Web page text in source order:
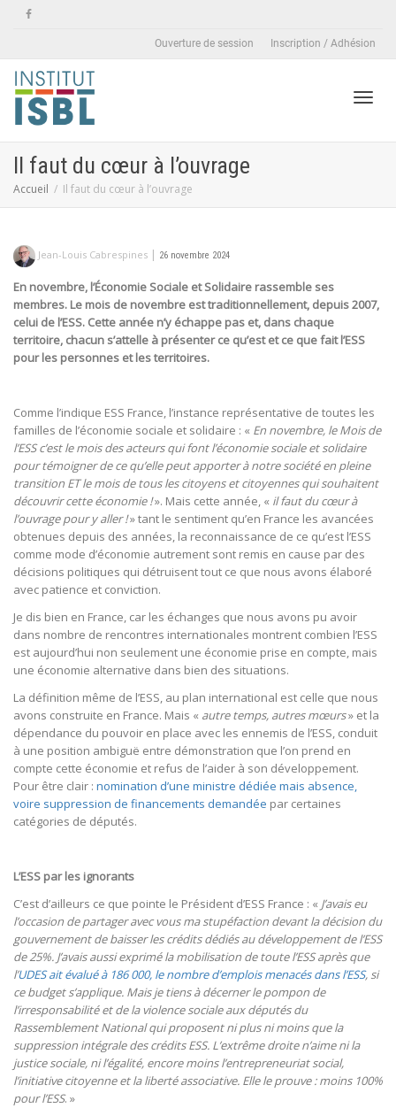
Ouverture de session Inscription / Adhésion
Il faut du cœur à l’ouvrage
Accueil Il faut du cœur à l’ouvrage
Jean-Louis Cabrespines | 26 novembre 2024
En novembre, l’Économie Sociale et Solidaire rassemble ses
membres. Le mois de novembre est traditionnellement, depuis 2007,
celui de l’ESS. Cette année n’y échappe pas et, dans chaque
territoire, chacun s’attelle à présenter ce qu’est et ce que fait l’ESS
pour les personnes et les territoires.
Comme l’indique ESS France, l’instance représentative de toutes les
familles de l’économie sociale et solidaire : « En novembre, le Mois de
l’ESS c’est le mois des acteurs qui font l’économie sociale et solidaire
pour témoigner de ce qu’elle peut apporter à notre société en pleine
transition ET le mois de tous les citoyens et citoyennes qui souhaitent
découvrir cette économie !». Mais cette année, « il faut du cœur à
l’ouvrage pour y aller !» tant le sentiment qu’en France les avancées
obtenues depuis des années, la reconnaissance de ce qu’est l’ESS
comme mode d’économie autrement sont remis en cause par des
décisions politiques qui détruisent tout ce que nous avons élaboré
avec patience et conviction.
Je dis bien en France, car les échanges que nous avons pu avoir
dans nombre de rencontres internationales montrent combien l’ESS
est aujourd’hui non seulement une économie prise en compte, mais
une économie alternative dans bien des situations.
La définition même de l’ESS, au plan international est celle que nous
avons construite en France. Mais « autre temps, autres mœurs» et la
dépendance du pouvoir en place avec les ennemis de l’ESS, conduit
à une position ambiguë entre démonstration que l’on prend en
compte cette économie et refus de l’aider à son développement.
Pour être clair : nomination d’une ministre dédiée mais absence,
voire suppression de financements demandée par certaines
catégories de députés.
L’ESS par les ignorants
C’est d’ailleurs ce que pointe le Président d’ESS France : « J’avais eu
l’occasion de partager avec vous ma stupéfaction devant la décision du
gouvernement de baisser les crédits dédiés au développement de l’ESS
de 25%. J’avais aussi exprimé la mobilisation de toute l’ESS après que
l’UDES ait évalué à 186 000, le nombre d’emplois menacés dans l’ESS, si
ce budget s’applique. Mais je tiens à décerner le pompon de
l’irresponsabilité et de la violence sociale aux députés du
Rassemblement National qui proposent ni plus ni moins que la
suppression intégrale des crédits ESS. L’extrême droite n’aime ni la
justice sociale, ni l’égalité, encore moins l’entrepreneuriat social,
l’initiative citoyenne et la liberté associative. Elle le prouve : moins 100%
pour l’ESS. »